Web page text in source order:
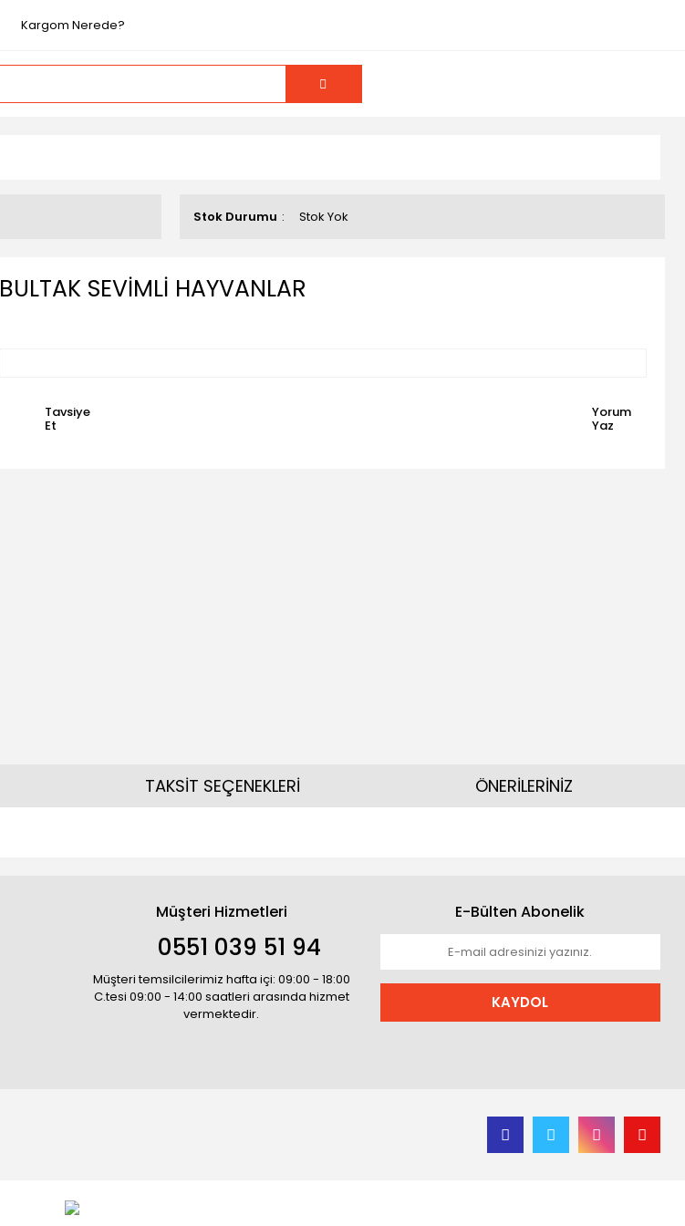
Kargom Nerede?
Stok Durumu Stok Yok
BULTAK SEVİMLİ HAYVANLAR
Tavsiye
Et
Yorum
Yaz
TAKSİT SEÇENEKLERİ ÖNERİLERİNİZ
Müşteri Hizmetleri
0551 039 51 94
Müşteri temsilcilerimiz hafta içi: 09:00 - 18:00
C.tesi 09:00 - 14:00 saatleri arasında hizmet
vermektedir.
E-Bülten Abonelik
KAYDOL